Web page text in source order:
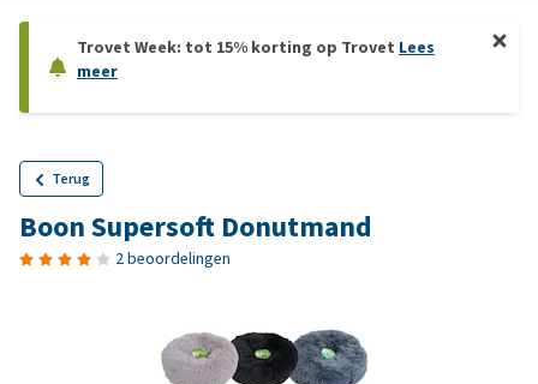
Trovet Week: tot 15% korting op Trovet Lees
meer
Terug
Boon Supersoft Donutmand
2 beoordelingen